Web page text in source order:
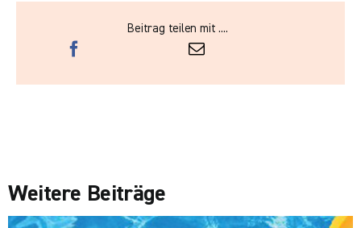
Beitrag teilen mit ....
Weitere Beiträge